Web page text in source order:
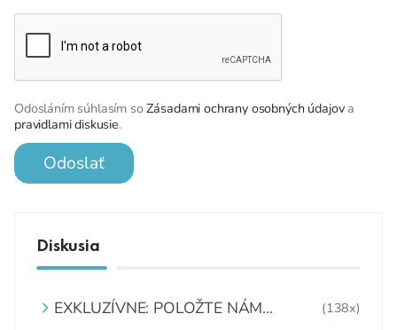
Odosláním súhlasím soZásadami ochrany osobných údajova
pravidlami diskusie.
Odoslať
Diskusia
EXKLUZÍVNE: POLOŽTE NÁM
(138x)